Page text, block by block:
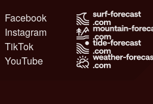
Facebook
Instagram
TikTok
YouTube